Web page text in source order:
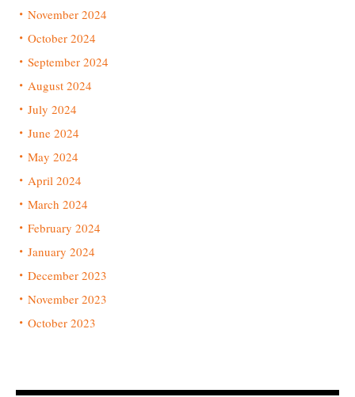
November 2024
October 2024
September 2024
August 2024
July 2024
June 2024
May 2024
April 2024
March 2024
February 2024
January 2024
December 2023
November 2023
October 2023